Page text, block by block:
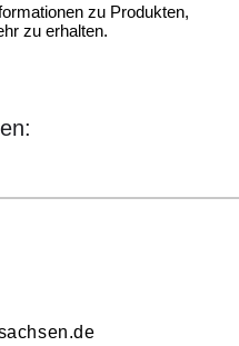
zu Produkten,
zu erhalten.